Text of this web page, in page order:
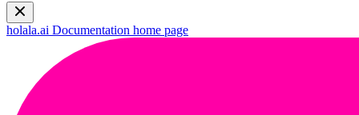
holala.ai Documentation home page